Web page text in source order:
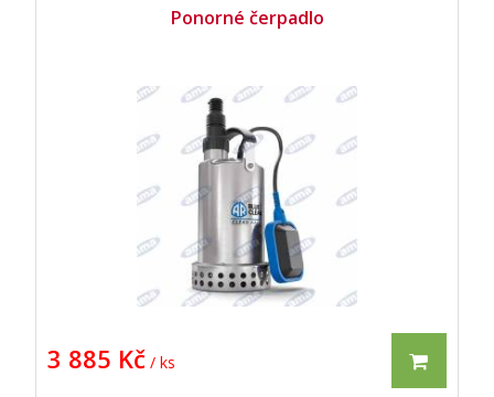
Ponorné čerpadlo
3 885 Kč / ks